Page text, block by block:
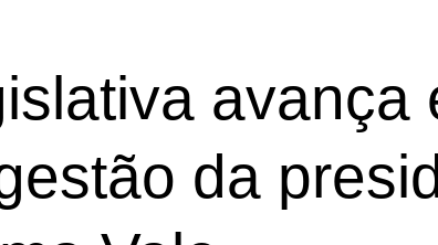
avança
da